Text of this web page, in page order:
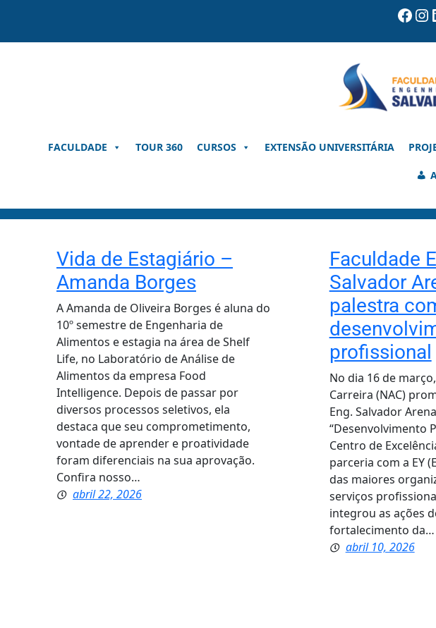
o
FACULDADE TOUR 360 CURSOS EXTENSÃO UNIVERSITÁRIA
Vida de Estagiário –
Amanda Borges
A Amanda de Oliveira Borges é aluna do
10º semestre de Engenharia de
Alimentos e estagia na área de Shelf
Life, no Laboratório de Análise de
Alimentos da empresa Food
Intelligence. Depois de passar por
diversos processos seletivos, ela
destaca que seu comprometimento,
vontade de aprender e proatividade
foram diferenciais na sua aprovação.
Confira nosso…
abril 22, 2026
Faculdade
Salvador
palestra
profissional
No dia 16 de
Carreira (NAC)
Eng. Salvador
“Desenvolvimento
Centro de
parceria com a EY
das maiores
serviços
integrou as ações
fortalecimento da…
abril 10, 2026